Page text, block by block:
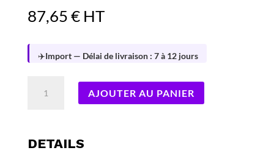
87,65€ HT
✈️Import — Délai de livraison : 7 à 12 jours
Ryzen
AJOUTER AU PANIER
DETAILS